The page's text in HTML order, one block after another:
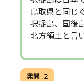
鳥取県と同じ
択捉島、国後
北方領土と言
発問 . 2